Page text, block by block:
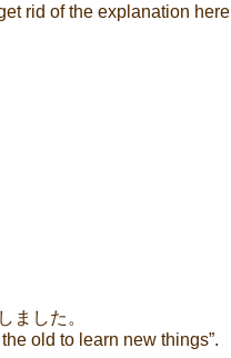
rid of the explanation here
ました。
old to learn new things”.